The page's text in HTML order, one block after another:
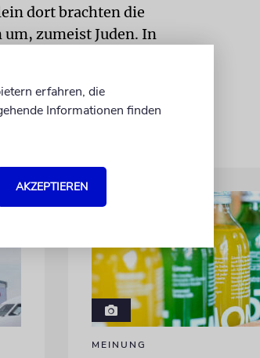
dort brachten die
zumeist Juden. In
MEINUNG
erfahren, die
Informationen finden
AKZEPTIEREN